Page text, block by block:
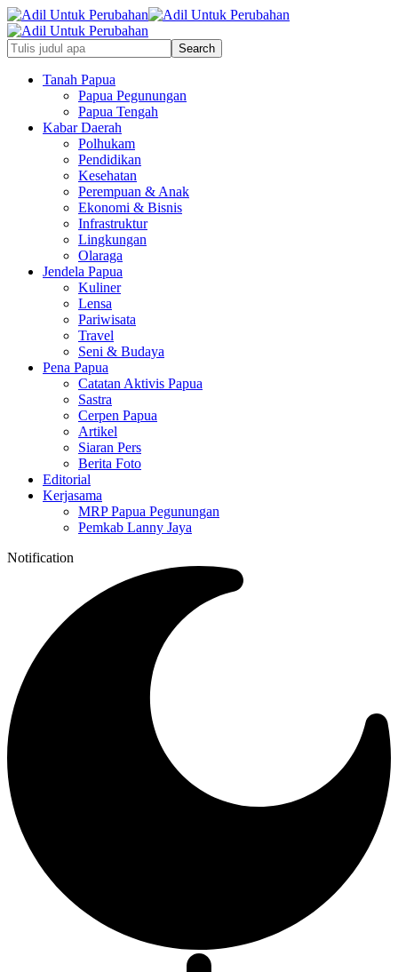
Tanah Papua
Papua Pegunungan
Papua Tengah
Kabar Daerah
Polhukam
Pendidikan
Kesehatan
Perempuan & Anak
Ekonomi & Bisnis
Infrastruktur
Lingkungan
Olaraga
Jendela Papua
Kuliner
Lensa
Pariwisata
Travel
Seni & Budaya
Pena Papua
Catatan Aktivis Papua
Sastra
Cerpen Papua
Artikel
Siaran Pers
Berita Foto
Editorial
Kerjasama
MRP Papua Pegunungan
Pemkab Lanny Jaya
Notification